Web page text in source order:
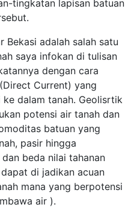
tingkatan lapisan batuan
Bekasi adalah salah satu
saya infokan di tulisan
dengan cara
Current) yang
dalam tanah. Geolisrtik
potensi air tanah dan
batuan yang
pasir hingga
beda nilai tahanan
di jadikan acuan
mana yang berpotensi
air ).